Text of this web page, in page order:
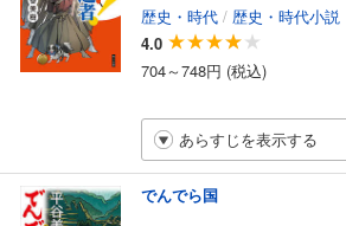
歴史・時代 / 歴史・時代小説
4.0
704～748円 (税込)
あらすじを表示する
でんでら国